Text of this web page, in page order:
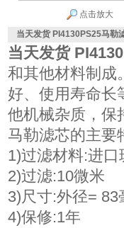
点击放大
当天发货 PI4130PS25马勒
当天发货
和其他材料制成
好、使用寿命长
他机械杂质，保
马勒滤芯的主要
1)过滤材料:进口
2)过滤:10微米
3)尺寸:外径=
4)保修:1年